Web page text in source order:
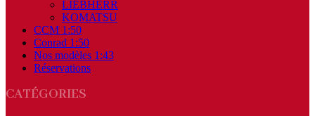
LIEBHERR
KOMATSU
CCM 1:50
Conrad 1:50
Nos modèles 1:43
Réservations
CATÉGORIES